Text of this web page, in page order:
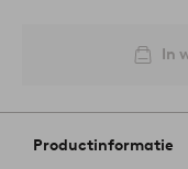
In
Productinformatie